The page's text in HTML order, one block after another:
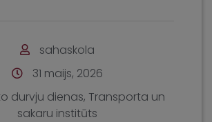
sahaskola
31 maijs, 2026
durvju dienas, Transporta un
sakaru institūts